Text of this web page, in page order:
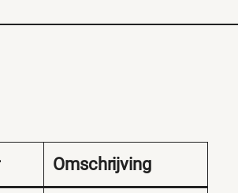
Omschrijving